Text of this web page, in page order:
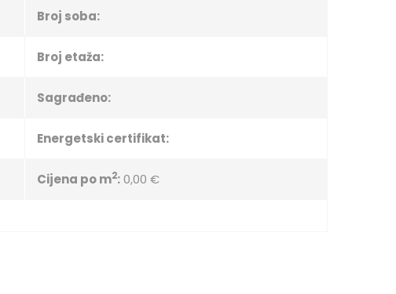
Broj soba:
Broj etaža:
Sagrađeno:
Energetski certifikat:
Cijena po m2:0,00 €